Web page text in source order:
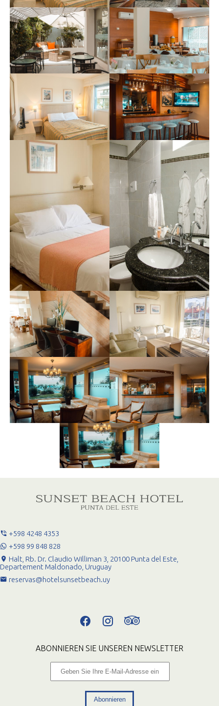
+598 4248 4353
+598 99 848 828
Halt, Rb. Dr. Claudio Williman 3, 20100 Punta del Este,
Departement Maldonado, Uruguay
reservas@hotelsunsetbeach.uy
ABONNIEREN SIE UNSEREN NEWSLETTER
Abonnieren